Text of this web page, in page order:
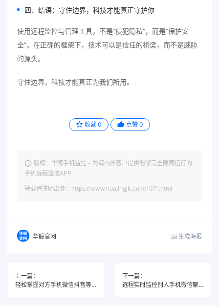
四、结语：守住边界，科技才能真正守护你
使用远程监控与管理工具，不是“侵犯隐私”，而是“保护安
全”。在正确的框架下，技术可以是信任的桥梁，而不是威胁
的源头。
守住边界，科技才能真正为我们所用。
收藏 0 点赞 0
版权：华鲸手机监控 - 为海内外客户提供能够完全隐藏运行的
手机远程监控APP
转载请注明出处：https://www.huajingjk.com/1071.html
华鲸官网 生成海报
上一篇：
轻松掌握对方手机微信抖音等社交媒体一举一动与定位追踪
下一篇：
远程实时监控别人手机微信聊天内容|安卓、苹果、华为手机全兼容